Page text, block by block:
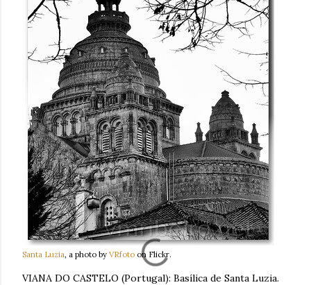
Santa Luzia, a photo by VRfoto on Flickr.
VIANA DO CASTELO (Portugal): Basílica de Santa Luzia.